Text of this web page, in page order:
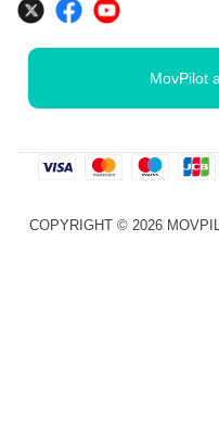
MovPilot
COPYRIGHT © 2026